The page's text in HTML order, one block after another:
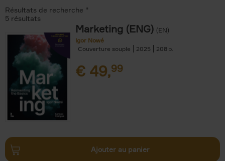
Résultats de recherche ''
5 résultats
Marketing (ENG) (EN)
Igor Nowé
Couverture souple
2025 208
€ 49,99
Ajouter au panier